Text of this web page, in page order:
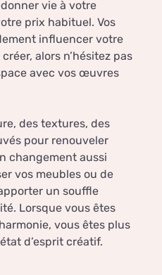
vie à votre
prix habituel. Vos
influencer votre
alors n’hésitez pas
avec vos œuvres
des textures, des
pour renouveler
changement aussi
vos meubles ou de
un souffle
Lorsque vous êtes
vous êtes plus
d’esprit créatif.